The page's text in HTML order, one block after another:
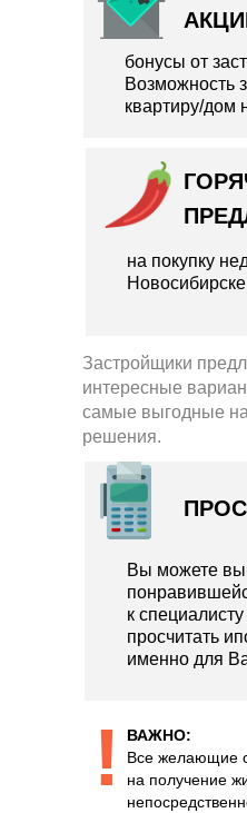
бонусы от
Возможность
квартиру/дом
Застройщики
интересные
самые выгодные
решения.
на покупку
Вы можете
к
просчитать
именно для
ВАЖНО:
Все желающие
на получение
!